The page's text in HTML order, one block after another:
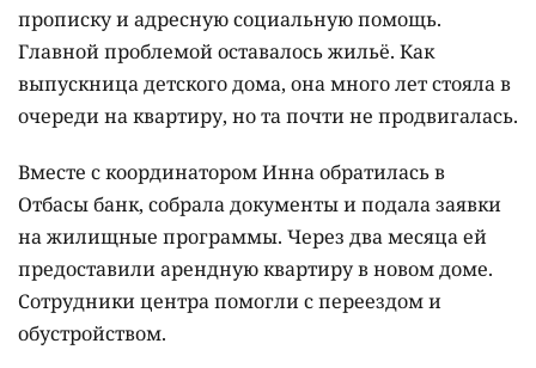
прописку и адресную социальную помощь.
Главной проблемой оставалось жильё. Как
выпускница детского дома, она много лет стояла в
очереди на квартиру, но та почти не продвигалась.
Вместе с координатором Инна обратилась в
Отбасы банк, собрала документы и подала заявки
на жилищные программы. Через два месяца ей
предоставили арендную квартиру в новом доме.
Сотрудники центра помогли с переездом и
обустройством.